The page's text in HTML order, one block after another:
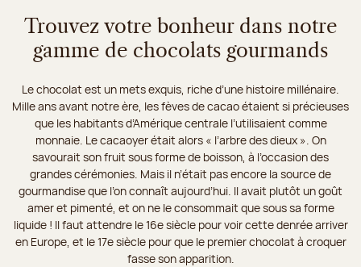
Trouvez votre bonheur dans notre
gamme de chocolats gourmands
Le chocolat est un mets exquis, riche d’une histoire millénaire.
Mille ans avant notre ère, les fèves de cacao étaient si précieuses
que les habitants d’Amérique centrale l’utilisaient comme
monnaie. Le cacaoyer était alors « l’arbre des dieux ». On
savourait son fruit sous forme de boisson, à l’occasion des
grandes cérémonies. Mais il n’était pas encore la source de
gourmandise que l’on connaît aujourd’hui. Il avait plutôt un goût
amer et pimenté, et on ne le consommait que sous sa forme
liquide ! Il faut attendre le 16e siècle pour voir cette denrée arriver
en Europe, et le 17e siècle pour que le premier chocolat à croquer
fasse son apparition.